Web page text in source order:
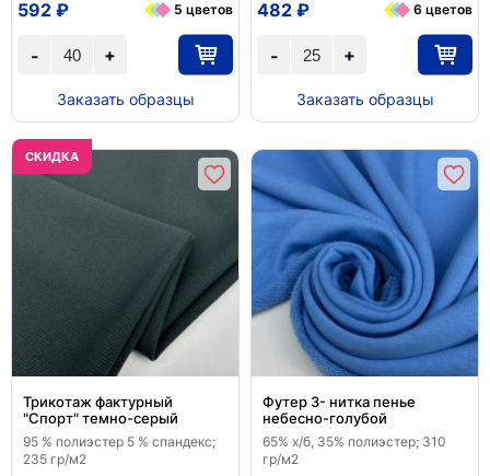
+
-
592 ₽ 5 цветов
Заказать образцы
+
-
482 ₽ 6 цветов
Заказать образцы
CКИДКА
Трикотаж фактурный
"Спорт" темно-серый
95 % полиэстер 5 % спандекс;
235 гр/м2
Футер 3- нитка пенье
небесно-голубой
65% х/б, 35% полиэстер; 310
гр/м2